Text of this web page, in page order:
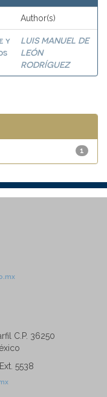
Author(s)
y
LUIS MANUEL DE
LEÓN
RODRÍGUEZ
1
C.P. 36250
5538